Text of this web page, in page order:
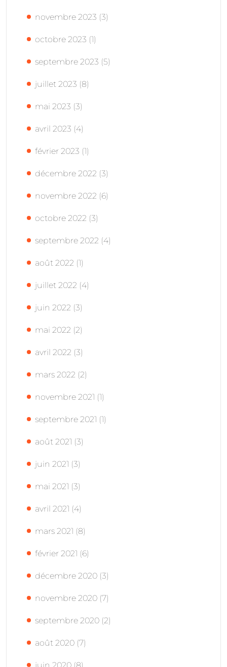
novembre 2023 (3)
octobre 2023 (1)
septembre 2023 (5)
juillet 2023 (8)
mai 2023 (3)
avril 2023 (4)
février 2023 (1)
décembre 2022 (3)
novembre 2022 (6)
octobre 2022 (3)
septembre 2022 (4)
août 2022 (1)
juillet 2022 (4)
juin 2022 (3)
mai 2022 (2)
avril 2022 (3)
mars 2022 (2)
novembre 2021 (1)
septembre 2021 (1)
août 2021 (3)
juin 2021 (3)
mai 2021 (3)
avril 2021 (4)
mars 2021 (8)
février 2021 (6)
décembre 2020 (3)
novembre 2020 (7)
septembre 2020 (2)
août 2020 (7)